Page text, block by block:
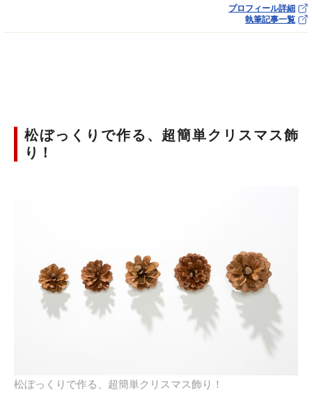
プロフィール詳細
執筆記事一覧
松ぼっくりで作る、超簡単クリスマス飾
り！
松ぼっくりで作る、超簡単クリスマス飾り！